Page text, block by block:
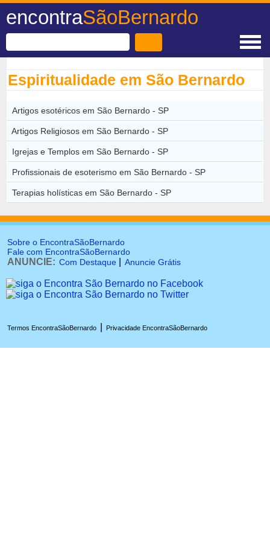
encontraSãoBernardo
Espiritualidade em São Bernardo
Artigos esotéricos em São Bernardo - SP
Artigos Religiosos em São Bernardo - SP
Igrejas e Templos em São Bernardo - SP
Profissionais de esoterismo em São Bernardo - SP
Terapias holísticas em São Bernardo - SP
Sobre o EncontraSãoBernardo
Fale com EncontraSãoBernardo
ANUNCIE: Com Destaque Anuncie Grátis
Termos EncontraSãoBernardo Privacidade EncontraSãoBernardo